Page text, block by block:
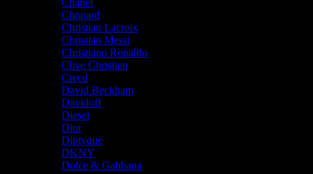
Chopard
Christian Lacroix
Christian Messi
Christiano Ronaldo
Clive Christian
Creed
David Beckham
Davidoff
Diesel
Dior
Diptyque
DKNY
Dolce & Gabbana